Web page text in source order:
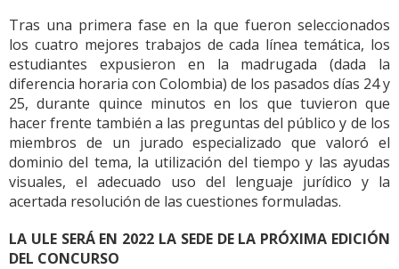
Tras una primera fase en la que fueron seleccionados
los cuatro mejores trabajos de cada línea temática, los
estudiantes expusieron en la madrugada (dada la
diferencia horaria con Colombia) de los pasados días 24 y
25, durante quince minutos en los que tuvieron que
hacer frente también a las preguntas del público y de los
miembros de un jurado especializado que valoró el
dominio del tema, la utilización del tiempo y las ayudas
visuales, el adecuado uso del lenguaje jurídico y la
acertada resolución de las cuestiones formuladas.
LA ULE SERÁ EN 2022 LA SEDE DE LA PRÓXIMA EDICIÓN
DEL CONCURSO